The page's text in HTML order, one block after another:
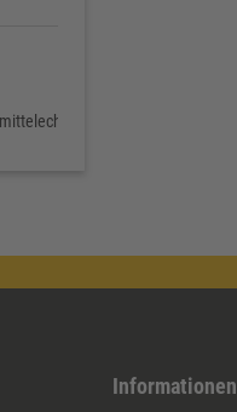
Informationen